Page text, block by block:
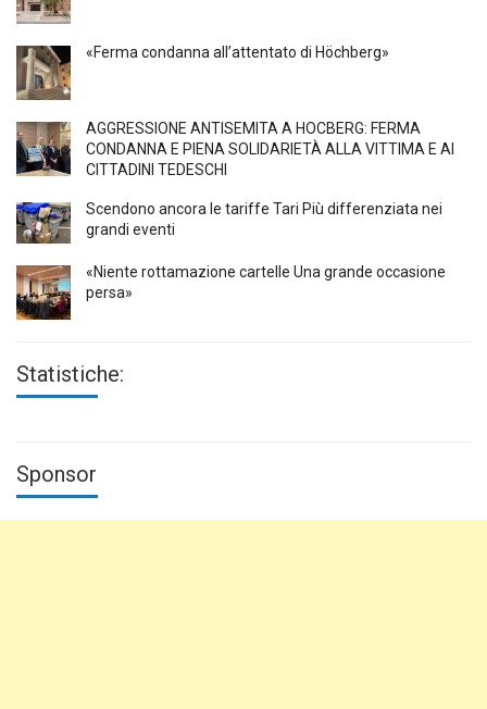
«Ferma condanna all’attentato di Höchberg»
AGGRESSIONE ANTISEMITA A HÖCBERG: FERMA
CONDANNA E PIENA SOLIDARIETÀ ALLA VITTIMA E AI
CITTADINI TEDESCHI
Scendono ancora le tariffe Tari Più differenziata nei
grandi eventi
«Niente rottamazione cartelle Una grande occasione
persa»
Statistiche:
Sponsor